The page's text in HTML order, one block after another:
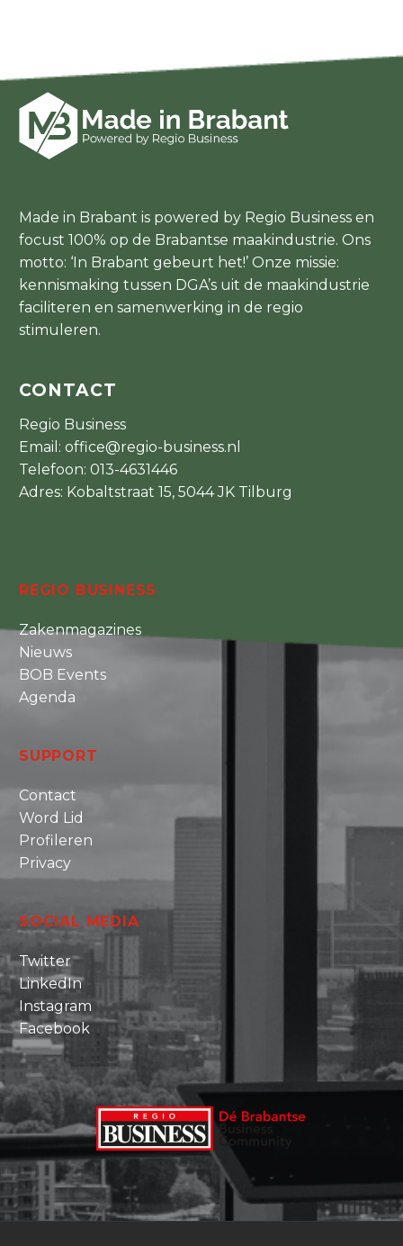
Made in Brabant is powered by Regio Business en
focust 100% op de Brabantse maakindustrie. Ons
motto: ‘In Brabant gebeurt het!’ Onze missie:
kennismaking tussen DGA’s uit de maakindustrie
faciliteren en samenwerking in de regio
stimuleren.
CONTACT
Regio Business
Email: office@regio-business.nl
Telefoon: 013-4631446
Adres: Kobaltstraat 15, 5044 JK Tilburg
REGIO BUSINESS
Zakenmagazines
Nieuws
BOB Events
Agenda
SUPPORT
Contact
Word Lid
Profileren
Privacy
SOCIAL MEDIA
Twitter
LinkedIn
Instagram
Facebook